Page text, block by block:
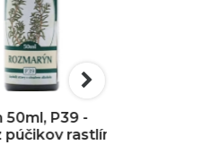
-
tinktúra z